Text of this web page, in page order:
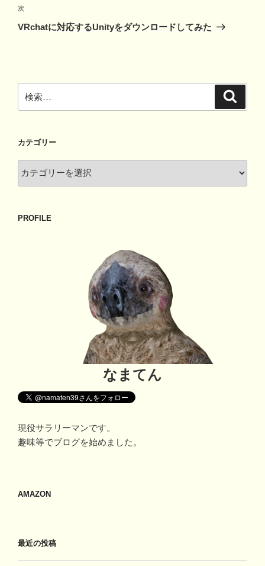
ゲ
ー
次
の
次
VRchatに対応するUnityをダウンロードしてみた
索:
カテゴリー
テ
ー
PROFILE
なまてん
現役サラリーマンです。
趣味等でブログを始めました。
AMAZON
最近の投稿